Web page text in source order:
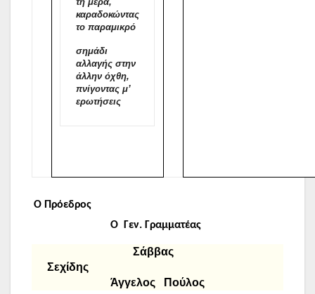
καραδοκώντας
το παραμικρό
σημάδι
αλλαγής στην
άλλην όχθη,
πνίγοντας μ’
ερωτήσεις
Ο Πρόεδρος
Ο Γεν. Γραμματέας
Σάββας
Σεχίδης
Άγγελος Πούλος